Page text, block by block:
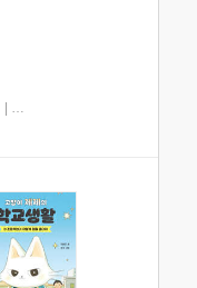
인플루엔셜